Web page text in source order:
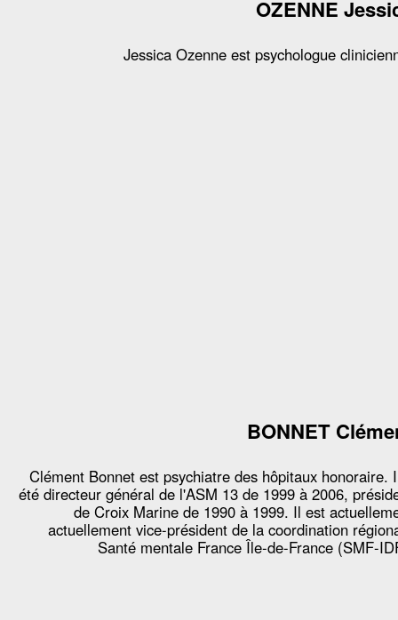
OZENNE
Jessica Ozenne est psychologue
BONNET
Clément Bonnet est psychiatre des hôpitaux honoraire.
été directeur général de l'ASM 13 de 1999 à 2006,
de Croix Marine de 1990 à 1999. Il est
actuellement vice-président de la coordination
Santé mentale France Île-de-France (SMF-